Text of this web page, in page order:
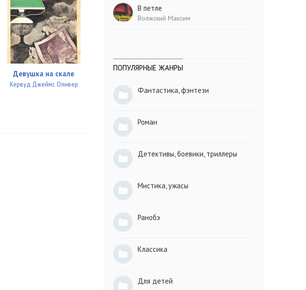
05:01
05:04
05:03
05:03
Девушка на скале
Кервуд Джеймс Оливер
В петле
Волжский Максим
ПОПУЛЯРНЫЕ ЖАНРЫ
Фантастика, фэнтези
Роман
Детективы, боевики, триллеры
Мистика, ужасы
Ранобэ
Классика
Для детей